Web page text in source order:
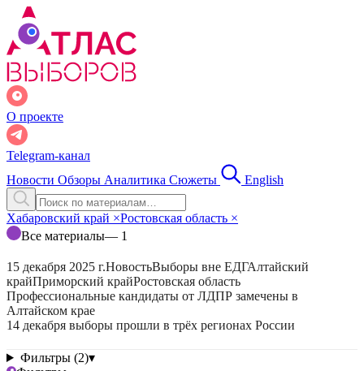
О проекте
Telegram-канал
Новости Обзоры Аналитика Сюжеты English
Хабаровский край ×Ростовская область ×
Все материалы— 1
15 декабря 2025 г.НовостьВыборы вне ЕДГАлтайский
крайПриморский крайРостовская область
Профессиональные кандидаты от ЛДПР замечены в
Алтайском крае
14 декабря выборы прошли в трёх регионах России
Фильтры (2)▾